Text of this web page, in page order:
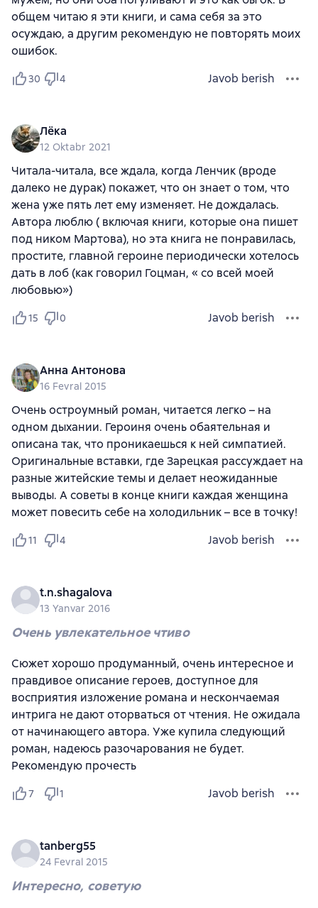
общем читаю я эти книги, и сама себя за это
осуждаю, а другим рекомендую не повторять моих
ошибок.
30 4 Javob berish
Лёка
12 Oktabr 2021
Читала-читала, все ждала, когда Ленчик (вроде
далеко не дурак) покажет, что он знает о том, что
жена уже пять лет ему изменяет. Не дождалась.
Автора люблю ( включая книги, которые она пишет
под ником Мартова), но эта книга не понравилась,
простите, главной героине периодически хотелось
дать в лоб (как говорил Гоцман, « со всей моей
любовью»)
15 0 Javob berish
Анна Антонова
16 Fevral 2015
Очень остроумный роман, читается легко – на
одном дыхании. Героиня очень обаятельная и
описана так, что проникаешься к ней симпатией.
Оригинальные вставки, где Зарецкая рассуждает на
разные житейские темы и делает неожиданные
выводы. А советы в конце книги каждая женщина
может повесить себе на холодильник – все в точку!
11 4 Javob berish
t.n.shagalova
13 Yanvar 2016
Очень увлекательное чтиво
Сюжет хорошо продуманный, очень интересное и
правдивое описание героев, доступное для
восприятия изложение романа и нескончаемая
интрига не дают оторваться от чтения. Не ожидала
от начинающего автора. Уже купила следующий
роман, надеюсь разочарования не будет.
Рекомендую прочесть
7 1 Javob berish
tanberg55
24 Fevral 2015
Интересно, советую